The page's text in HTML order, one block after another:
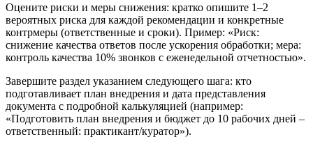
Оцените риски и меры снижения: кратко опишите 1–2
вероятных риска для каждой рекомендации и конкретные
контрмеры (ответственные и сроки). Пример: «Риск:
снижение качества ответов после ускорения обработки; мера:
контроль качества 10% звонков с еженедельной отчетностью».
Завершите раздел указанием следующего шага: кто
подготавливает план внедрения и дата представления
документа с подробной калькуляцией (например:
«Подготовить план внедрения и бюджет до 10 рабочих дней –
ответственный: практикант/куратор»).